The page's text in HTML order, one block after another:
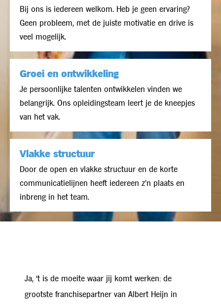
Bij ons is iedereen welkom. Heb je geen ervaring?
Geen probleem, met de juiste motivatie en drive is
veel mogelijk.
Groei en ontwikkeling
Je persoonlijke talenten ontwikkelen vinden we
belangrijk. Ons opleidingsteam leert je de kneepjes
van het vak.
Vlakke structuur
Door de open en vlakke structuur en de korte
communicatielijnen heeft iedereen z’n plaats en
inbreng in het team.
Ja, ‘t is de moeite waar jij komt werken: de
grootste franchisepartner van Albert Heijn in